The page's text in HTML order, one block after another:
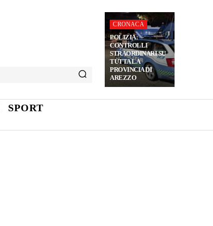
CRONACA
POLIZIA:
CONTROLLI
STRAORDINARI SU
TUTTA LA
PROVINCIA DI
AREZZO
SPORT